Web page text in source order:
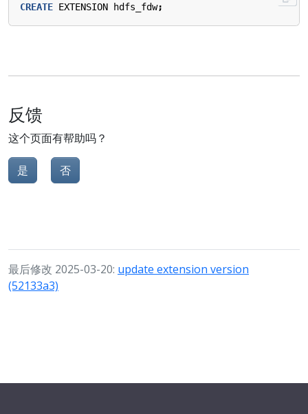
CREATE EXTENSION hdfs_fdw;
反馈
这个页面有帮助吗？
是 否
最后修改 2025-03-20: update extension version
(52133a3)